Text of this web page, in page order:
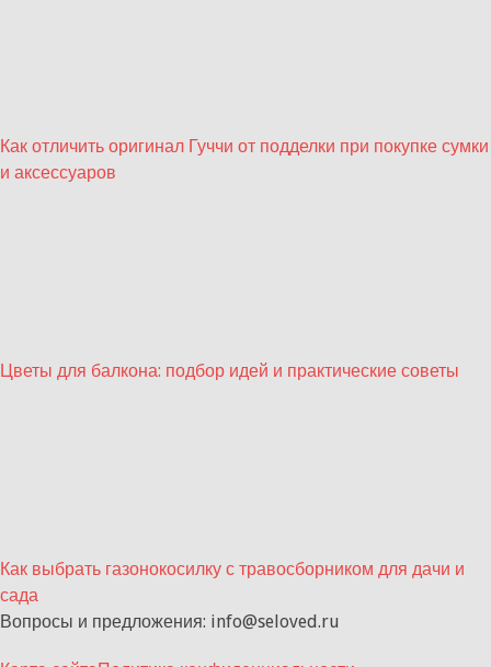
Как отличить оригинал Гуччи от подделки при покупке сумки
и аксессуаров
Цветы для балкона: подбор идей и практические советы
Как выбрать газонокосилку с травосборником для дачи и
сада
Вопросы и предложения: info@seloved.ru